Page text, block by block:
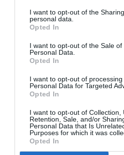
I want to opt-out of the
personal data.
Opted In
I want to opt-out of the Sale of
Personal Data.
Opted In
I want to opt-out of processing
Personal Data for Targeted
Opted In
I want to opt-out of Collection,
Retention, Sale, and/or
Personal Data that Is
Purposes for which it was
Opted In
”În încheiere fac un apel
Canicattì: Veniți cu toții la vot!
știți că am fost mereu alături
interesul pentru problemele
vot în data de 10-11
Adriana Maria
Nicolae Stan candidează la
”Asta înseamnă o egalitate a